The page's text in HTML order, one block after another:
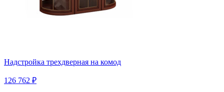
Надстройка трехдверная на комод
126 762 ₽